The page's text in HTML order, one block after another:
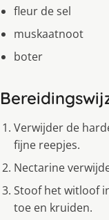
fleur de sel
muskaatnoot
boter
Verwijder de
fijne reepjes.
Nectarine
Stoof het witloof
toe en kruiden.